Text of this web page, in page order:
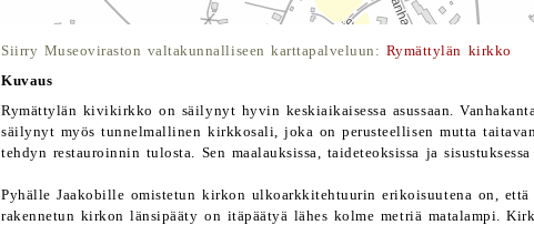
Siirry Museoviraston valtakunnalliseen karttapalveluun: Rymättylän kirkko
Kuvaus
Rymättylän kivikirkko on säilynyt hyvin keskiaikaisessa asussaan.
säilynyt myös tunnelmallinen kirkkosali, joka on perusteellisen mutta
tehdyn restauroinnin tulosta. Sen maalauksissa, taideteoksissa ja
Pyhälle Jaakobille omistetun kirkon ulkoarkkitehtuurin erikoisuutena on, että
rakennetun kirkon länsipääty on itäpäätyä lähes kolme metriä matalampi.